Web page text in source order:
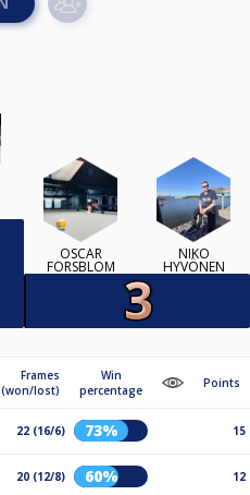
OSCAR
FORSBLOM
NIKO
HYVÖNEN
Frames
(won/lost)
Win
percentage
Points
22 (16/6) 73% 15
20 (12/8) 60% 12